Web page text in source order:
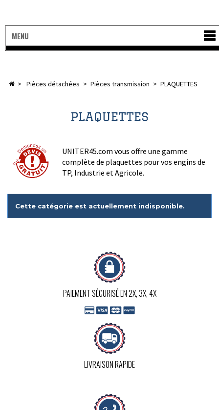
MENU
> pièces détachées > pièces transmission > PLAQUETTES
PLAQUETTES
UNITER45.com vous offre une gamme
complète de plaquettes pour vos engins de
TP, Industrie et Agricole.
Cette catégorie est actuellement indisponible.
PAIEMENT SÉCURISÉ EN 2X, 3X, 4X
LIVRAISON RAPIDE